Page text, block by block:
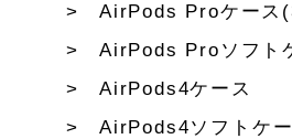
AirPods Proケース
AirPods Proソフト
AirPods4ケース
AirPods4ソフトケ